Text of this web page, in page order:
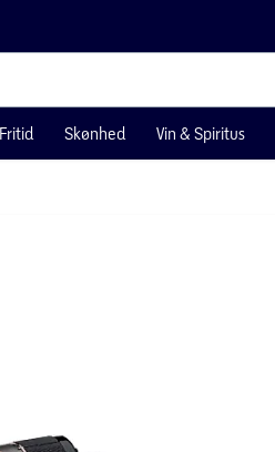
Fritid Skønhed Vin & Spiritus